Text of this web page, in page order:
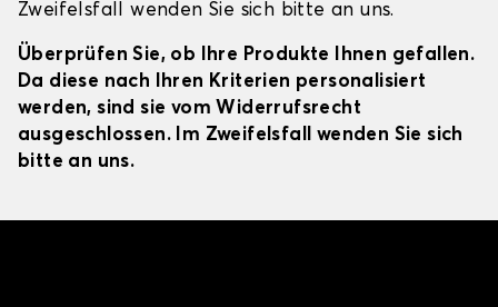
Zweifelsfall wenden Sie sich bitte an uns.
Überprüfen Sie, ob Ihre Produkte Ihnen gefallen.
Da diese nach Ihren Kriterien personalisiert
werden, sind sie vom Widerrufsrecht
ausgeschlossen. Im Zweifelsfall wenden Sie sich
bitte an uns.